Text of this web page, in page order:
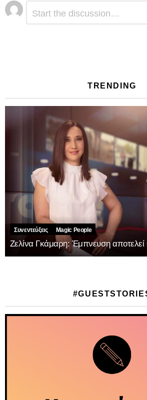
Αφήστε
μια
απάντηση
TRENDING
Συνεντεύξεις Magic People
Ζελίνα Γκάμαρη: Έμπνευση αποτελεί